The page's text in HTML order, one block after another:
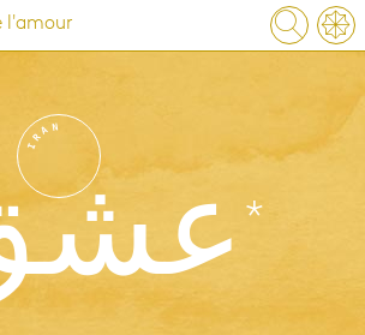
l'amour
I
R
A N